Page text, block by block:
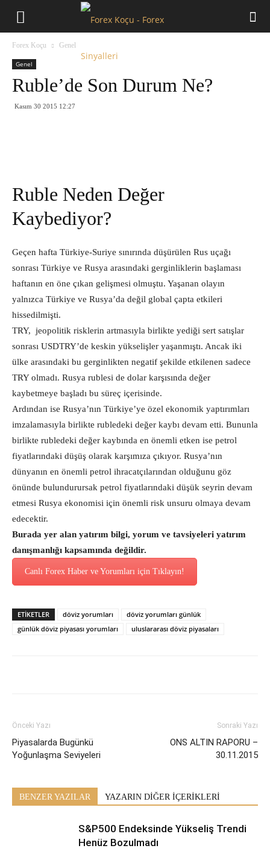
Forex Koçu Genel
Genel
Ruble’de Son Durum Ne?
Kasım 30 2015 12:27
Ruble Neden Değer
Kaybediyor?
Geçen hafta Türkiye-Suriye sınırında düşürülen Rus uçağı
sonrası Türkiye ve Rusya arasındaki gerginliklerin başlaması
haftanın en öne çıkan gelişmesi olmuştu. Yaşanan olayın
yalnızca Türkiye ve Rusya’da değil global çapta etkileri
hissedilmişti.
TRY, jeopolitik risklerin artmasıyla birlikte yediği sert satışlar
sonrası USDTRY’de keskin yükselişler yaşanmıştı. Ancak iki
ülke arasındaki bu gerginlikten negatif şekilde etkilenen sadece
TRY olmadı. Rusya rublesi de dolar karşısında değer
kaybetmeye başladı bu süreç içerisinde.
Ardından ise Rusya’nın Türkiye’ye özel ekonomik yaptırımları
imzalamasıyla birlikte rubledeki değer kaybı devam etti. Bununla
birlikte rubledeki değer kaybında en önemli etken ise petrol
fiyatlarındaki düşüş olarak karşımıza çıkıyor. Rusya’nın
dünyanın en önemli petrol ihracatçılarından olduğunu göz
önünde bulundurursak petrol fiyatlarındaki düşük seyrin devam
etmesi Rusya ekonomisi için önemli risk unsuru olmaya devam
edecektir.
Burada yer alan yatırım bilgi, yorum ve tavsiyeleri yatırım
danışmanlığı kapsamında değildir.
Canlı Forex Haber ve Yorumları için Tıklayın!
ETİKETLER döviz yorumları
döviz yorumları günlük
günlük döviz piyasası yorumları
uluslararası döviz piyasaları
Önceki Yazı
Piyasalarda Bugünkü
Yoğunlaşma Seviyeleri
Sonraki Yazı
ONS ALTIN RAPORU –
30.11.2015
BENZER YAZILAR YAZARIN DİĞER İÇERİKLERİ
S&P500 Endeksinde Yükseliş Trendi
Henüz Bozulmadı